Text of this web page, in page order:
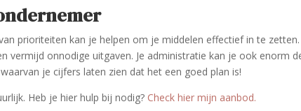
prioriteiten kan je helpen om je middelen effectief in te zetten.
vermijd onnodige uitgaven. Je administratie kan je ook enorm
je cijfers laten zien dat het een goed plan is!
Heb je hier hulp bij nodig? Check hier mijn aanbod.